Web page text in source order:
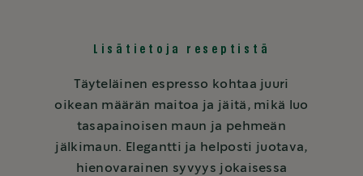
Lisätietoja reseptistä
Täyteläinen espresso kohtaa juuri
oikean määrän maitoa ja jäitä, mikä luo
tasapainoisen maun ja pehmeän
jälkimaun. Elegantti ja helposti juotava,
hienovarainen syvyys jokaisessa